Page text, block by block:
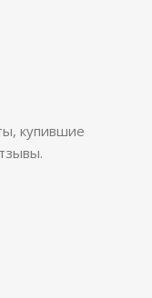
купившие